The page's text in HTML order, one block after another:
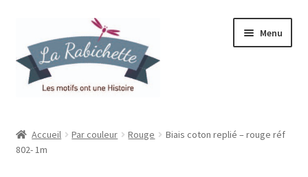
la
navigation
contenu
Menu
Contact
Accueil Par couleur Rouge
Biais coton replié – rouge réf
802- 1m